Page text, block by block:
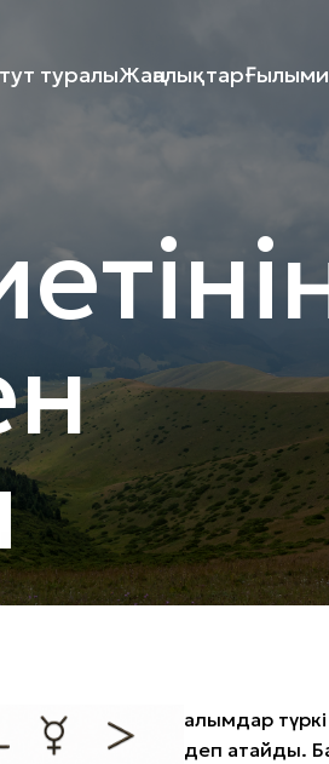
туралыЖаңалықтарҒылыми
Ғалымдар
деп атайды.